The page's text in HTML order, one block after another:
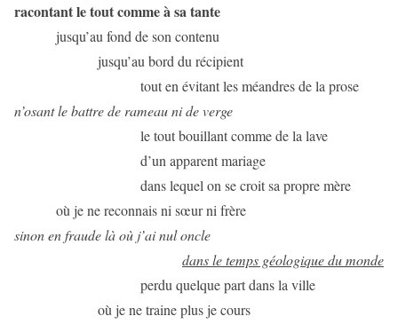
racontant le tout comme à sa tante
jusqu’au fond de son contenu
jusqu’au bord du récipient
tout en évitant les méandres de la prose
n’osant le battre de rameau ni de verge
le tout bouillant comme de la lave
d’un apparent mariage
dans lequel on se croit sa propre mère
où je ne reconnais ni sœur ni frère
sinon en fraude là où j’ai nul oncle
dans le temps géologique du monde
perdu quelque part dans la ville
où je ne traine plus je cours